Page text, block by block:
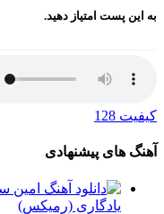
به این پست امتیاز دهید.
کیفیت 128
آهنگ های پیشنهادی
یادگاری (رمیکس)